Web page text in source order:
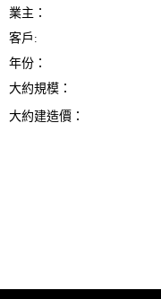
業主：
客戶:
年份：
大約規模：
大約建造價：